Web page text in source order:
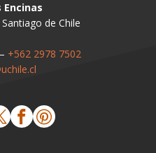
Encinas
de Chile
+562 2978 7502